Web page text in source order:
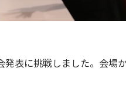
表に挑戦しました。会場